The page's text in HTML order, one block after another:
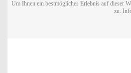
Um Ihnen ein bestmögliches Erlebnis auf dieser
zu.